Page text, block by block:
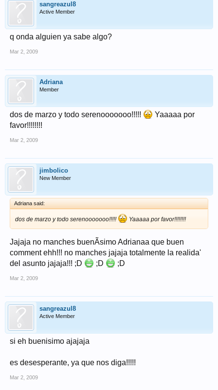
sangreazul8
Active Member
q onda alguien ya sabe algo?
Mar 2, 2009
Adriana
Member
dos de marzo y todo serenooooooo!!!!!
Yaaaaa por
favor!!!!!!!!
Mar 2, 2009
jimbolico
New Member
Adriana said:
dos de marzo y todo serenooooooo!!!!! Yaaaaa por favor!!!!!!!!
Jajaja no manches buenÃ­simo Adrianaa que buen
comment ehh!!! no manches jajaja totalmente la realida'
del asunto jajaja!!! ;D
;D ;D
Mar 2, 2009
sangreazul8
Active Member
si eh buenisimo ajajaja
es desesperante, ya que nos diga!!!!!
Mar 2, 2009